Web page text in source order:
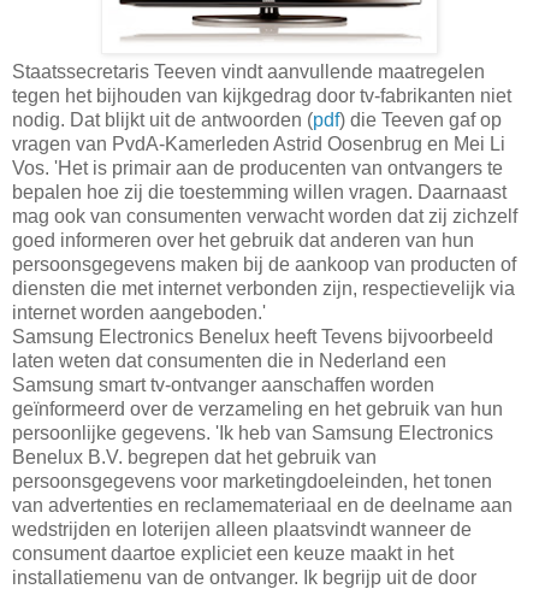
Staatssecretaris Teeven vindt aanvullende maatregelen
tegen het bijhouden van kijkgedrag door tv-fabrikanten niet
nodig. Dat blijkt uit de antwoorden (pdf) die Teeven gaf op
vragen van PvdA-Kamerleden Astrid Oosenbrug en Mei Li
Vos. 'Het is primair aan de producenten van ontvangers te
bepalen hoe zij die toestemming willen vragen. Daarnaast
mag ook van consumenten verwacht worden dat zij zichzelf
goed informeren over het gebruik dat anderen van hun
persoonsgegevens maken bij de aankoop van producten of
diensten die met internet verbonden zijn, respectievelijk via
internet worden aangeboden.'
Samsung Electronics Benelux heeft Tevens bijvoorbeeld
laten weten dat consumenten die in Nederland een
Samsung smart tv-ontvanger aanschaffen worden
geïnformeerd over de verzameling en het gebruik van hun
persoonlijke gegevens. 'Ik heb van Samsung Electronics
Benelux B.V. begrepen dat het gebruik van
persoonsgegevens voor marketingdoeleinden, het tonen
van advertenties en reclamemateriaal en de deelname aan
wedstrijden en loterijen alleen plaatsvindt wanneer de
consument daartoe expliciet een keuze maakt in het
installatiemenu van de ontvanger. Ik begrijp uit de door